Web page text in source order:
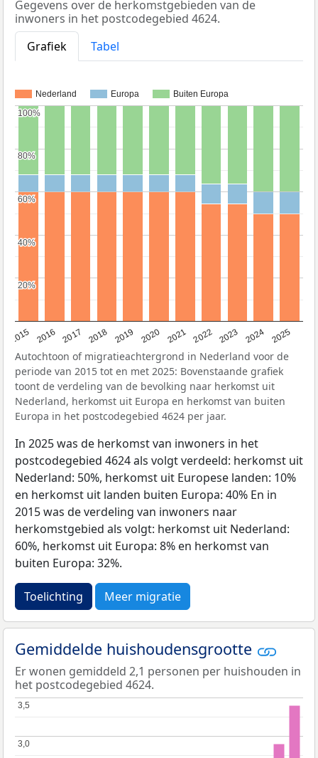
Gegevens over de herkomstgebieden van de
inwoners in het postcodegebied 4624.
Grafiek
Tabel
Nederland Europa Buiten Europa
2015 2016 2017 2018 2019 2020 2021 2022 2023 2024 2025
20%
20%
40%
40%
60%
60%
80%
80%
100%
100%
Autochtoon of migratieachtergrond in Nederland voor de
periode van 2015 tot en met 2025: Bovenstaande grafiek
toont de verdeling van de bevolking naar herkomst uit
Nederland, herkomst uit Europa en herkomst van buiten
Europa in het postcodegebied 4624 per jaar.
In 2025 was de herkomst van inwoners in het
postcodegebied 4624 als volgt verdeeld: herkomst uit
Nederland: 50%, herkomst uit Europese landen: 10%
en herkomst uit landen buiten Europa: 40% En in
2015 was de verdeling van inwoners naar
herkomstgebied als volgt: herkomst uit Nederland:
60%, herkomst uit Europa: 8% en herkomst van
buiten Europa: 32%.
Toelichting Meer migratie
Gemiddelde huishoudensgrootte
Er wonen gemiddeld 2,1 personen per huishouden in
het postcodegebied 4624.
3,0
3,0
3,5
3,5